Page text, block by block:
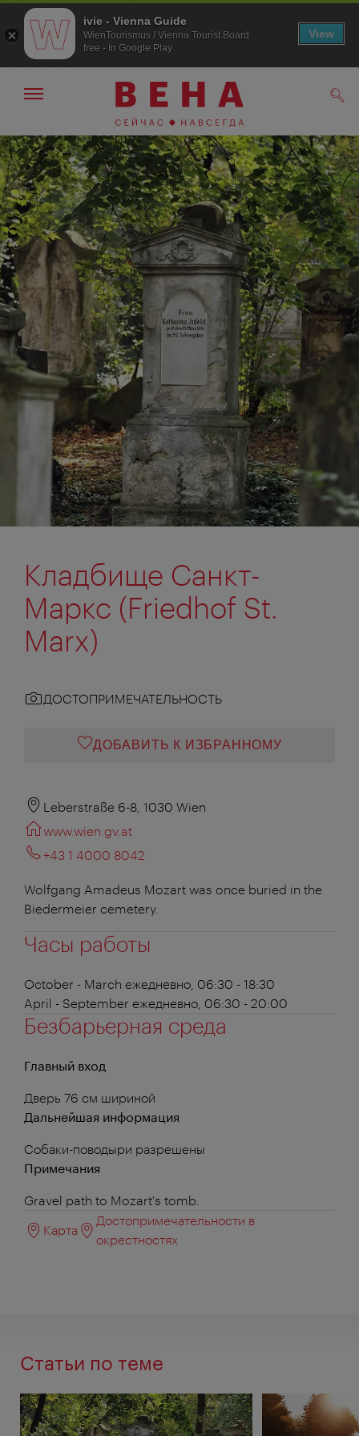
К
навигации
К
содержанию
Показать/
навигации
Кладбище Санкт-
Маркс (Friedhof St.
Marx)
ДОСТОПРИМЕЧАТЕЛЬНОСТЬ
ДОБАВИТЬ К ИЗБРАННОМУ
Leberstraße 6-8, 1030 Wien
www.wien.gv.at
+43 1 4000 8042
Wolfgang Amadeus Mozart was once buried in the
Biedermeier cemetery.
Часы работы
October - March ежедневно, 06:30 - 18:30
April - September ежедневно, 06:30 - 20:00
Безбарьерная среда
Главный вход
Дверь 76 см шириной
Дальнейшая информация
Собаки-поводыри разрешены
Примечания
Gravel path to Mozart's tomb.
Карта
Достопримечательности в
окрестностях
Статьи по теме
ivie - Vienna Guide
WienTourismus / Vienna Tourist Board
free - In Google Play
View